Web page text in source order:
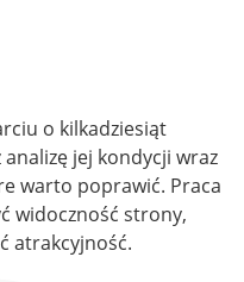
o kilkadziesiąt
jej kondycji wraz
warto poprawić. Praca
widoczność strony,
atrakcyjność.